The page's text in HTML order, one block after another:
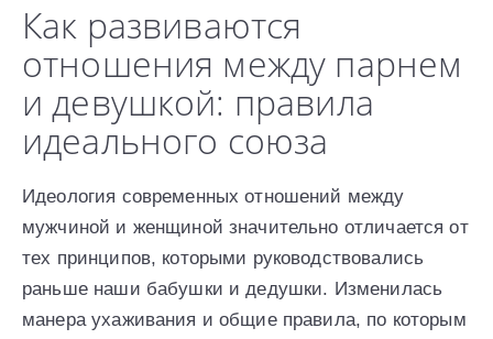
Как развиваются
отношения между парнем
и девушкой: правила
идеального союза
Идеология современных отношений между
мужчиной и женщиной значительно отличается от
тех принципов, которыми руководствовались
раньше наши бабушки и дедушки. Изменилась
манера ухаживания и общие правила, по которым